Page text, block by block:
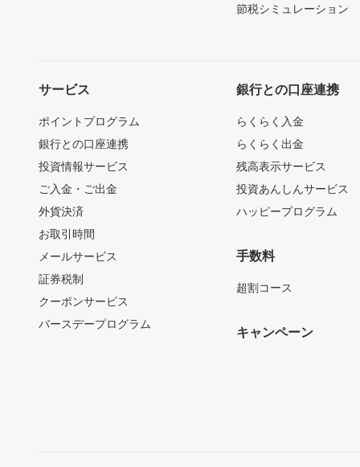
節税シミュレーション
サービス
ポイントプログラム
銀行との口座連携
投資情報サービス
ご入金・ご出金
外貨決済
お取引時間
メールサービス
証券税制
クーポンサービス
バースデープログラム
銀行との口座連携
らくらく入金
らくらく出金
残高表示サービス
投資あんしんサービス
ハッピープログラム
手数料
超割コース
キャンペーン